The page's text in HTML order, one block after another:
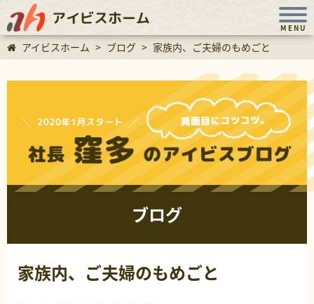
アイビスホーム
MENU
アイビスホーム > ブログ > 家族内、ご夫婦のもめごと
ブログ
家族内、ご夫婦のもめごと